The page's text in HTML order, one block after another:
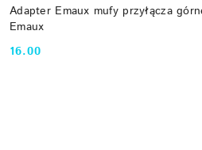
Adapter Emaux mufy przyłącza
Emaux
Cena:
16.00